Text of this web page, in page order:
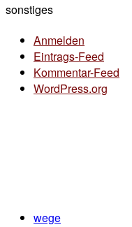
sonstiges
Anmelden
Eintrags-Feed
Kommentar-Feed
WordPress.org
wege